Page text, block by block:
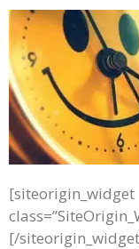
[siteorigin_widget
[/